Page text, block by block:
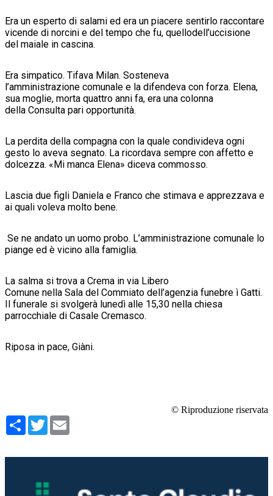
Era un esperto di salami ed era un piacere sentirlo raccontare
vicende di norcini e del tempo che fu, quellodell’uccisione
del maiale in cascina.
Era simpatico. Tifava Milan. Sosteneva
l’amministrazione comunale e la difendeva con forza. Elena,
sua moglie, morta quattro anni fa, era una colonna
della Consulta pari opportunità.
La perdita della compagna con la quale condivideva ogni
gesto lo aveva segnato. La ricordava sempre con affetto e
dolcezza. «Mi manca Elena» diceva commosso.
Lascia due figli Daniela e Franco che stimava e apprezzava e
ai quali voleva molto bene.
Se ne andato un uomo probo. L’amministrazione comunale lo
piange ed è vicino alla famiglia.
La salma si trova a Crema in via Libero
Comune nella Sala del Commiato dell’agenzia funebre ì Gatti.
Il funerale si svolgerà lunedì alle 15,30 nella chiesa
parrocchiale di Casale Cremasco.
Riposa in pace, Giàni.
© Riproduzione riservata
Condividi
Twitter